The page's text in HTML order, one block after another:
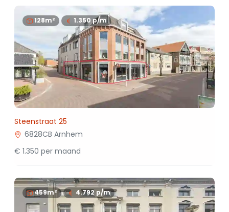
128m² 1.350 p/m
Steenstraat 25
6828CB Arnhem
€ 1.350 per maand
459m² 4.792 p/m